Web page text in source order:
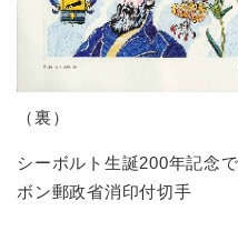
（裏）
シーボルト生誕200年記念
ボン郵政省消印付切手